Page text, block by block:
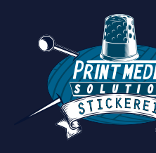
ÄNDRA LÄGE
GÄVLEBORGS LÄN
Home Ändra Läge
Next